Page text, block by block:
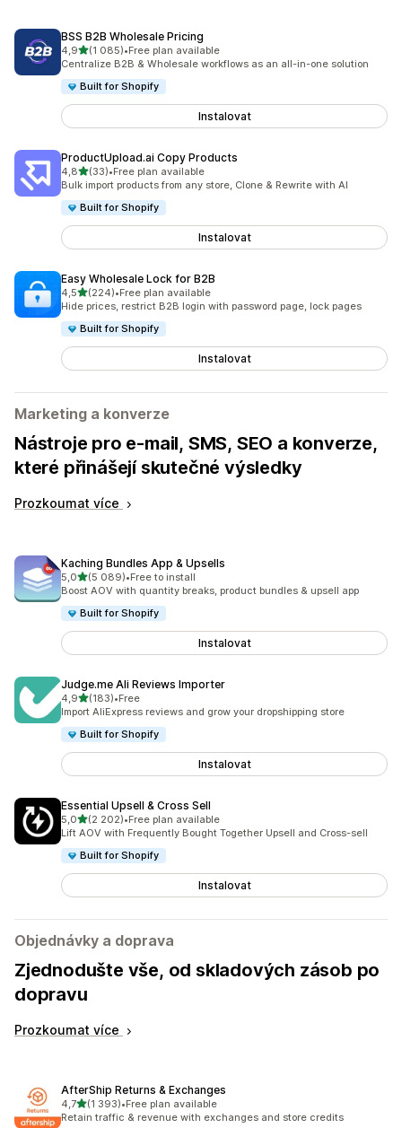
BSS B2B Wholesale Pricing
4,9z 5 hvězd
(1 085)
Celkový počet recenzí: 1085
•Free plan available
Centralize B2B & Wholesale workflows as an all-in-one solution
Built for Shopify
Instalovat
ProductUpload.ai Copy Products
4,8z 5 hvězd
(33)
Celkový počet recenzí: 33
•Free plan available
Bulk import products from any store, Clone & Rewrite with AI
Built for Shopify
Instalovat
Easy Wholesale Lock for B2B
4,5z 5 hvězd
(224)
Celkový počet recenzí: 224
•Free plan available
Hide prices, restrict B2B login with password page, lock pages
Built for Shopify
Instalovat
Marketing a konverze
Nástroje pro e-mail, SMS, SEO a konverze,
které přinášejí skutečné výsledky
Prozkoumat více
Kaching Bundles App & Upsells
5,0z 5 hvězd
(5 089)
Celkový počet recenzí: 5089
•Free to install
Boost AOV with quantity breaks, product bundles & upsell app
Built for Shopify
Instalovat
Judge.me Ali Reviews Importer
4,9z 5 hvězd
(183)
Celkový počet recenzí: 183
•Free
Import AliExpress reviews and grow your dropshipping store
Built for Shopify
Instalovat
Essential Upsell & Cross Sell
5,0z 5 hvězd
(2 202)
Celkový počet recenzí: 2202
•Free plan available
Lift AOV with Frequently Bought Together Upsell and Cross-sell
Built for Shopify
Instalovat
Objednávky a doprava
Zjednodušte vše, od skladových zásob po
dopravu
Prozkoumat více
AfterShip Returns & Exchanges
4,7z 5 hvězd
(1 393)
Celkový počet recenzí: 1393
•Free plan available
Retain traffic & revenue with exchanges and store credits